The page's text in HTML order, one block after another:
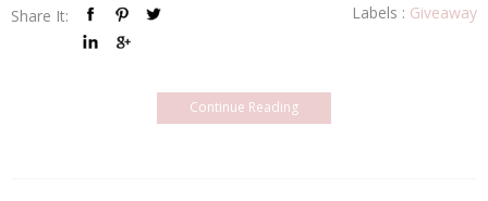
Share It: Labels : Giveaway
Continue Reading